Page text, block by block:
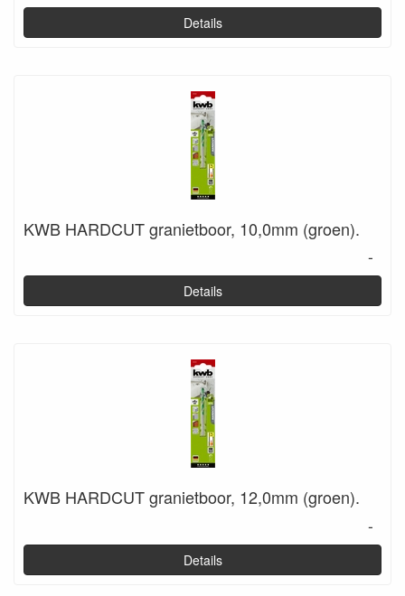
Details
KWB HARDCUT granietboor, 10,0mm (groen).
-
Details
KWB HARDCUT granietboor, 12,0mm (groen).
-
Details